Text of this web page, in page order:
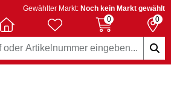
Gewählter Markt: Noch kein Markt gewählt
0
0